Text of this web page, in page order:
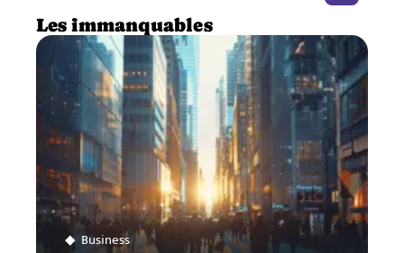
Les immanquables
Business